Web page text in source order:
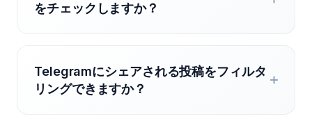
をチェックしますか？
Telegramにシェアされる投稿をフィルタ
リングできますか？